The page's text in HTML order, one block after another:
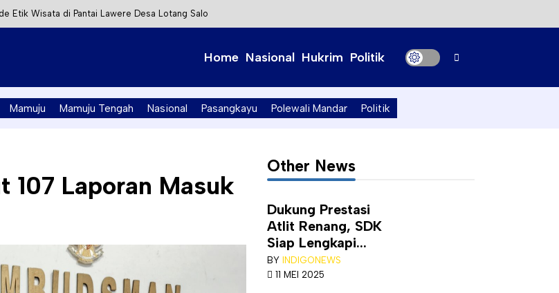
Etik Wisata di Pantai Lawere Desa Lotang Salo
Satu Lagi Kabur ke Kalimantan
Kejanggalan Kasus Tambang Emas Ilegal
Home Nasional Hukrim Politik
Mamuju Mamuju Tengah Nasional Pasangkayu Polewali Mandar Politik
107 Laporan Masuk
Other News
Dukung Prestasi
Atlit Renang, SDK
Siap Lengkapi...
BY INDIGONEWS
11 MEI 2025